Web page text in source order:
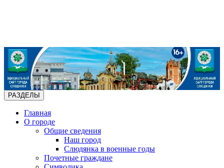
РАЗДЕЛЫ
Главная
О городе
Общие сведения
Наш город
Слюдянка в военные годы
Почетные граждане